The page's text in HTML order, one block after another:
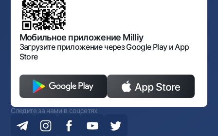
Нормативно-правовые документы
Порядок и режим работы НБУ
Открытые данные
Антимонопольный комплаенс
Мобильное приложение Milliy
Загрузите приложение через Google Play и App
Store
Следите за нами в соцсетях